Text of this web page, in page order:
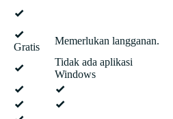
Gratis
Memerlukan langganan.
Tidak ada aplikasi
Windows